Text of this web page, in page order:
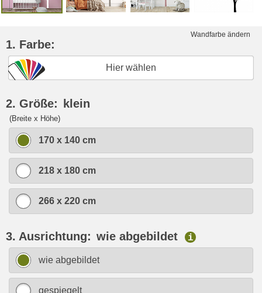
Wandfarbe ändern
1. Farbe:
Hier wählen
2. Größe: klein
(Breite x Höhe)
170 x 140 cm
218 x 180 cm
266 x 220 cm
3. Ausrichtung: wie abgebildet i
wie abgebildet
gespiegelt